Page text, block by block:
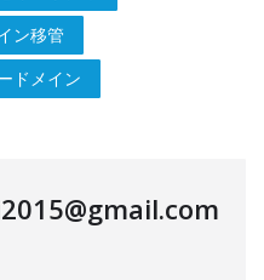
ン移管
ドメイン